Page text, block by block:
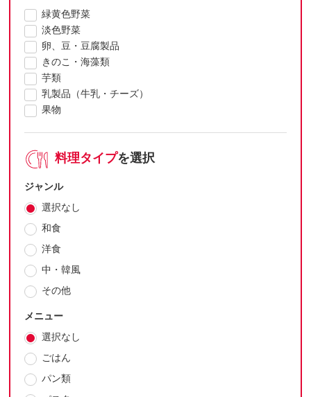
緑黄色野菜
淡色野菜
卵、豆・豆腐製品
きのこ・海藻類
芋類
乳製品（牛乳・チーズ）
果物
料理タイプを選択
ジャンル
選択なし
和食
洋食
中・韓風
その他
メニュー
選択なし
ごはん
パン類